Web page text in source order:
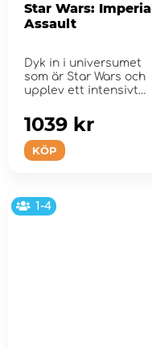
Star Wars: Imperial
Assault
Dyk in i universumet
som är Star Wars och
upplev ett intensivt
KÖP
1039 kr
1-4